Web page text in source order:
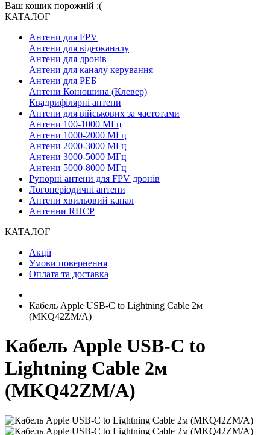
Ваш кошик порожній :(
КАТАЛОГ
Антени для FPV
Антени для відеоканалу
Антени для дронів
Антени для каналу керування
Антени для РЕБ
Антени Конюшина (Клевер)
Квадрифілярні антени
Антени для військових за частотами
Антени 100-1000 МГц
Антени 1000-2000 МГц
Антени 2000-3000 МГц
Антени 3000-5000 МГц
Антени 5000-8000 МГц
Рупорні антени для FPV дронів
Логоперіодичні антени
Антени хвильовий канал
Антенни RHCP
КАТАЛОГ
Акції
Умови повернення
Оплата та доставка
Кабель Apple USB-C to Lightning Cable 2м
(MKQ42ZM/A)
Кабель Apple USB-C to
Lightning Cable 2м
(MKQ42ZM/A)